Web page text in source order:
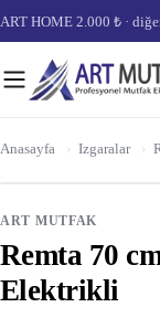
ART HOME 2.000 ₺ ·
Anasayfa › Izgaralar ›
ART MUTFAK
Remta 70
Elektrikli